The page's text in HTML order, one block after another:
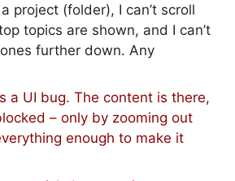
project (folder), I can’t scroll
topics are shown, and I can’t
further down. Any
a UI bug. The content is there,
– only by zooming out
enough to make it